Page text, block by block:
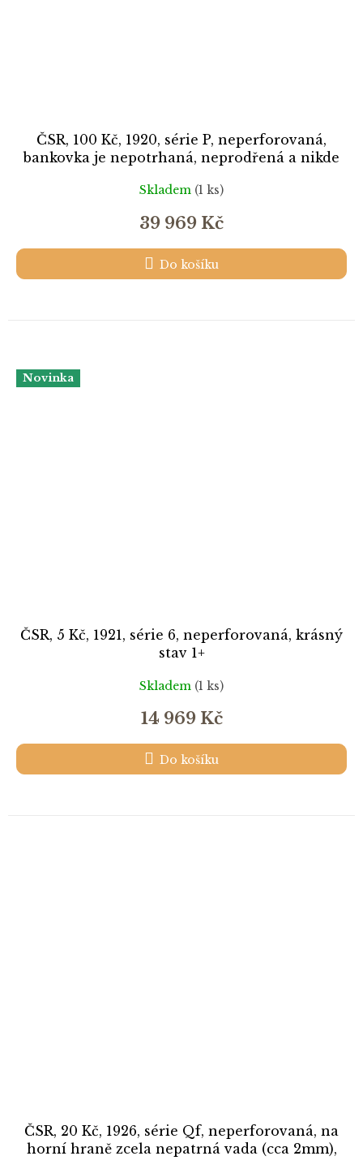
ČSR, 100 Kč, 1920, série P, neperforovaná,
bankovka je nepotrhaná, neprodřená a nikde
Skladem (1 ks)
39 969 Kč
Do košíku
Novinka
ČSR, 5 Kč, 1921, série 6, neperforovaná, krásný
stav 1+
Skladem (1 ks)
14 969 Kč
Do košíku
ČSR, 20 Kč, 1926, série Qf, neperforovaná, na
horní hraně zcela nepatrná vada (cca 2mm),